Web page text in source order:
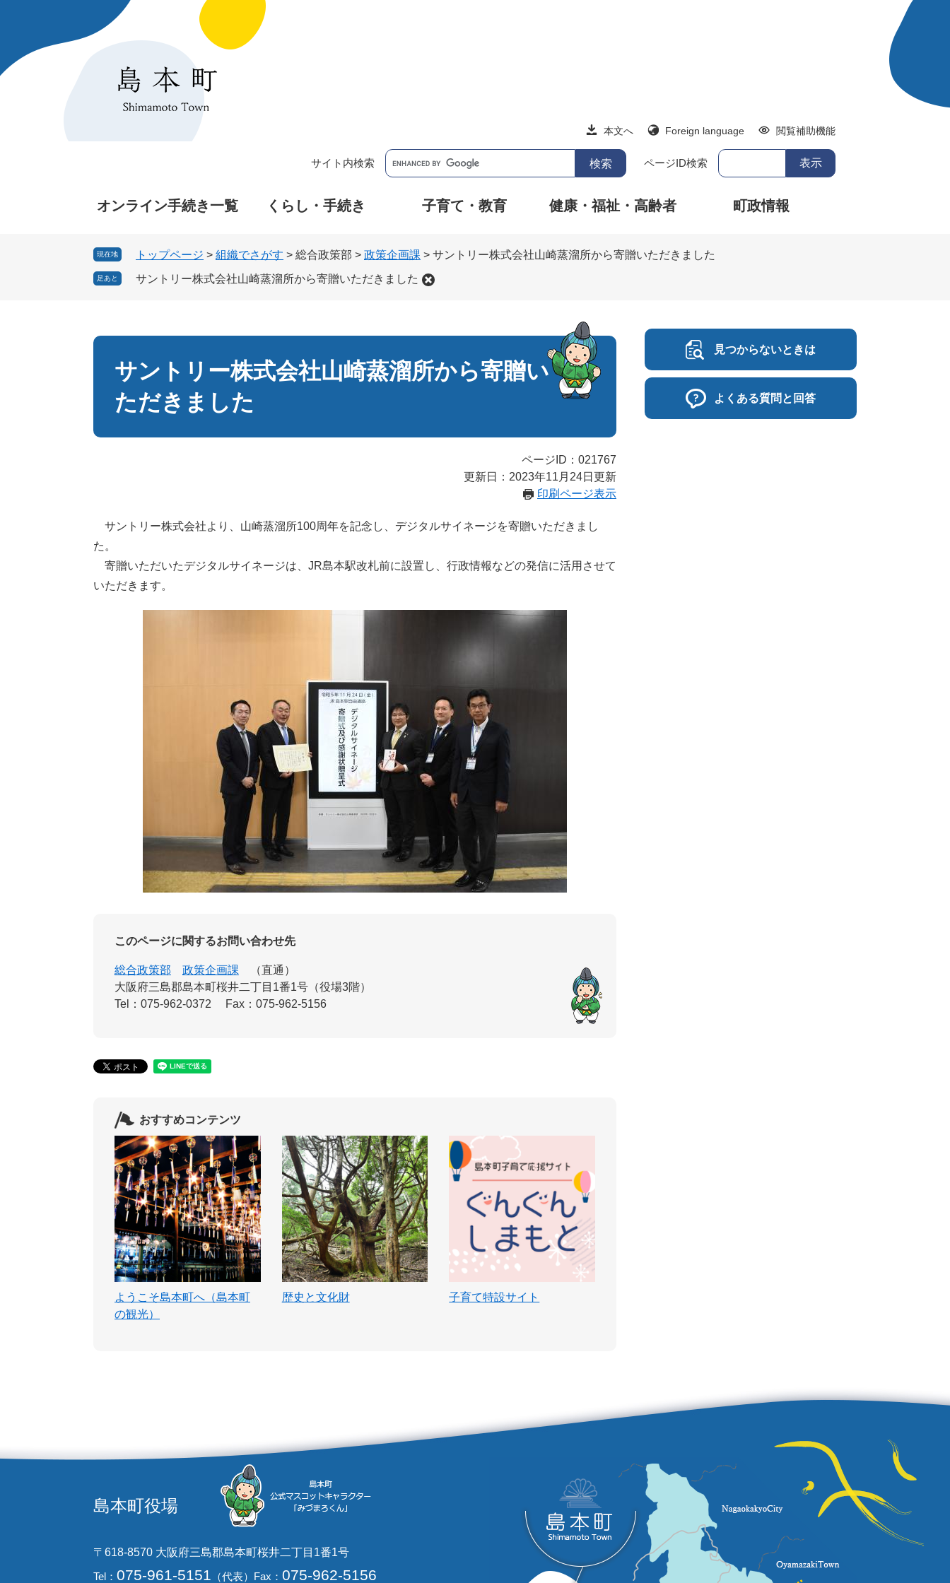
先
を
本文へ Foreign language 閲覧補助機能
サイト内検索 ページID検索
オンライン手続き一覧 くらし・手続き 子育て・教育 健康・福祉・高齢者 町政情報
現在地 トップページ > 組織でさがす > 総合政策部 > 政策企画課 > サントリー株式会社山崎蒸溜所から寄贈いただきました
足あと サントリー株式会社山崎蒸溜所から寄贈いただきました
サントリー株式会社山崎蒸溜所から寄贈い
ただきました
ページID：021767
更新日：2023年11月24日更新
印刷ページ表示
サントリー株式会社より、山崎蒸溜所100周年を記念し、デジタルサイネージを寄贈いただきまし
た。
寄贈いただいたデジタルサイネージは、JR島本駅改札前に設置し、行政情報などの発信に活用させて
いただきます。
このページに関するお問い合わせ先
総合政策部 政策企画課
直通
大阪府三島郡島本町桜井二丁目1番1号（役場3階）
Tel：075-962-0372
Fax：075-962-5156
おすすめコンテンツ
ようこそ島本町へ（島本町
の観光）
歴史と文化財 子育て特設サイト
見つからないときは
よくある質問と回答
島本町役場
〒618-8570 大阪府三島郡島本町桜井二丁目1番1号
Tel： 075-961-5151 （代表） Fax： 075-962-5156